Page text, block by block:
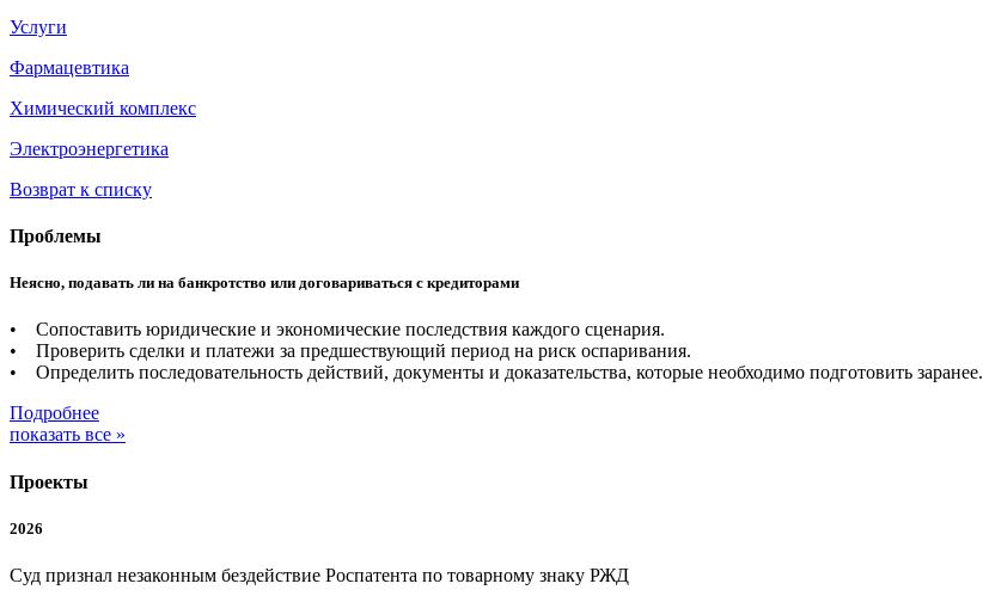
Услуги
Фармацевтика
Химический комплекс
Электроэнергетика
Возврат к списку
Проблемы
Неясно, подавать ли на банкротство или договариваться с кредиторами
• Сопоставить юридические и экономические последствия каждого сценария.
• Проверить сделки и платежи за предшествующий период на риск оспаривания.
• Определить последовательность действий, документы и доказательства, которые необходимо подготовить заранее.
Подробнее
показать все »
Проекты
2026
Суд признал незаконным бездействие Роспатента по товарному знаку РЖД